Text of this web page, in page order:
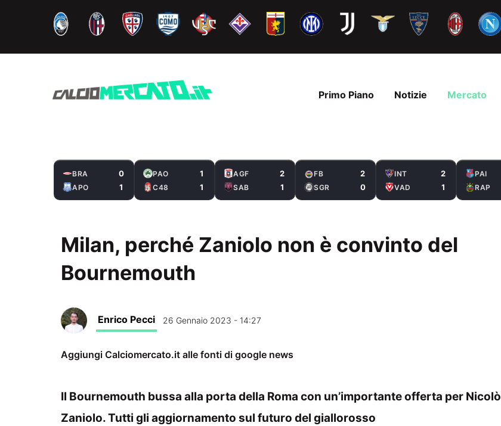
contenuto
Primo Piano Notizie Mercato
BRA 0
APO 1
PAO 1
C48 1
AGF 2
SAB 1
FB 2
SGR 0
INT 2
VAD 1
PAI
RAP
Milan, perché Zaniolo non è convinto del
Bournemouth
Enrico Pecci 26 Gennaio 2023 - 14:27
Aggiungi Calciomercato.it alle fonti di google news
Il Bournemouth bussa alla porta della Roma con un’importante offerta per Nicolò
Zaniolo. Tutti gli aggiornamento sul futuro del giallorosso